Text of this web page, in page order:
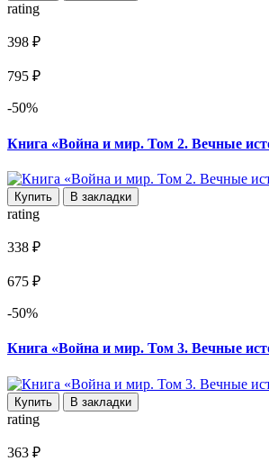
rating
398 ₽
795 ₽
-50%
Книга «Война и мир. Том 2. Вечные
Купить В закладки
rating
338 ₽
675 ₽
-50%
Книга «Война и мир. Том 3. Вечные
Купить В закладки
rating
363 ₽